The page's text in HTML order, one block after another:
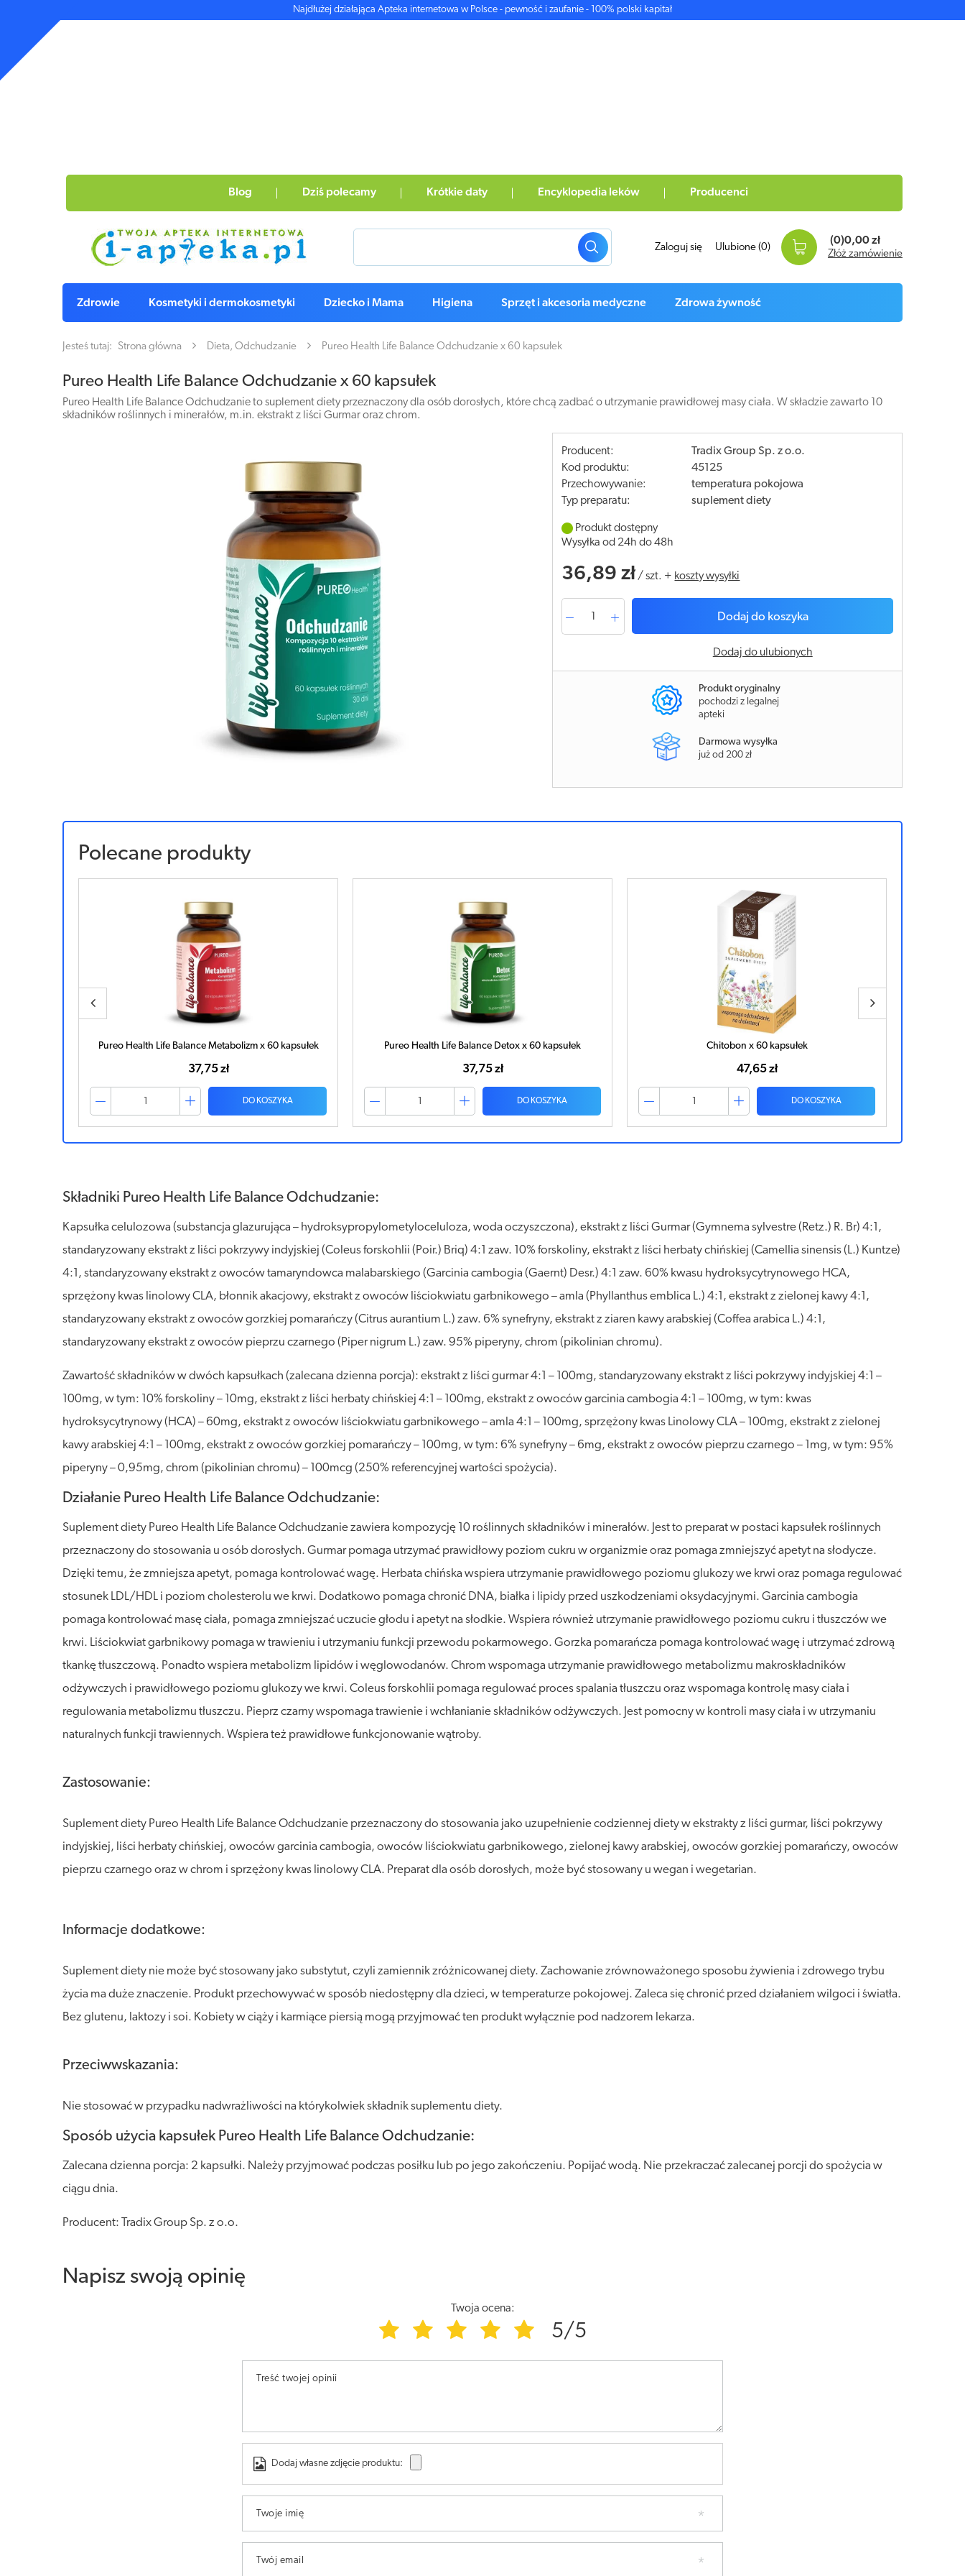
Najdłużej działająca Apteka internetowa w Polsce - pewność i zaufanie - 100% polski kapitał
Blog Dziś polecamy Krótkie daty Encyklopedia leków Producenci
Zaloguj się Ulubione (0)
(0)0,00 zł
Złóż zamówienie
Zdrowie Kosmetyki i dermokosmetyki Dziecko i Mama Higiena Sprzęt i akcesoria medyczne Zdrowa żywność
Jesteś tutaj: Strona główna Dieta, Odchudzanie Pureo Health Life Balance Odchudzanie x 60 kapsułek
Pureo Health Life Balance Odchudzanie x 60 kapsułek
Pureo Health Life Balance Odchudzanie to suplement diety przeznaczony dla osób dorosłych, które chcą zadbać o utrzymanie prawidłowej masy ciała. W składzie zawarto 10
składników roślinnych i minerałów, m.in. ekstrakt z liści Gurmar oraz chrom.
Producent:
Tradix Group Sp. z o.o.
Kod produktu:
45125
Przechowywanie:
temperatura pokojowa
Typ preparatu:
suplement diety
Produkt dostępny
Wysyłka od 24h do 48h
36,89 zł /szt. + koszty wysyłki
Dodaj do koszyka
Dodaj do ulubionych
Produkt oryginalny
pochodzi z legalnej
apteki
Darmowa wysyłka
już od 200 zł
Polecane produkty
Pureo Health Life Balance Metabolizm x 60 kapsułek
37,75 zł
DO KOSZYKA
Pureo Health Life Balance Detox x 60 kapsułek
37,75 zł
DO KOSZYKA
Chitobon x 60 kapsułek
47,65 zł
DO KOSZYKA
Składniki Pureo Health Life Balance Odchudzanie:
Kapsułka celulozowa (substancja glazurująca – hydroksypropylometyloceluloza, woda oczyszczona), ekstrakt z liści Gurmar (Gymnema sylvestre (Retz.) R. Br) 4:1,
standaryzowany ekstrakt z liści pokrzywy indyjskiej (Coleus forskohlii (Poir.) Briq) 4:1 zaw. 10% forskoliny, ekstrakt z liści herbaty chińskiej (Camellia sinensis (L.) Kuntze)
4:1, standaryzowany ekstrakt z owoców tamaryndowca malabarskiego (Garcinia cambogia (Gaernt) Desr.) 4:1 zaw. 60% kwasu hydroksycytrynowego HCA,
sprzężony kwas linolowy CLA, błonnik akacjowy, ekstrakt z owoców liściokwiatu garbnikowego – amla (Phyllanthus emblica L.) 4:1, ekstrakt z zielonej kawy 4:1,
standaryzowany ekstrakt z owoców gorzkiej pomarańczy (Citrus aurantium L.) zaw. 6% synefryny, ekstrakt z ziaren kawy arabskiej (Coffea arabica L.) 4:1,
standaryzowany ekstrakt z owoców pieprzu czarnego (Piper nigrum L.) zaw. 95% piperyny, chrom (pikolinian chromu).
Zawartość składników w dwóch kapsułkach (zalecana dzienna porcja): ekstrakt z liści gurmar 4:1 – 100mg, standaryzowany ekstrakt z liści pokrzywy indyjskiej 4:1 –
100mg, w tym: 10% forskoliny – 10mg, ekstrakt z liści herbaty chińskiej 4:1 – 100mg, ekstrakt z owoców garcinia cambogia 4:1 – 100mg, w tym: kwas
hydroksycytrynowy (HCA) – 60mg, ekstrakt z owoców liściokwiatu garbnikowego – amla 4:1 – 100mg, sprzężony kwas Linolowy CLA – 100mg, ekstrakt z zielonej
kawy arabskiej 4:1 – 100mg, ekstrakt z owoców gorzkiej pomarańczy – 100mg, w tym: 6% synefryny – 6mg, ekstrakt z owoców pieprzu czarnego – 1mg, w tym: 95%
piperyny – 0,95mg, chrom (pikolinian chromu) – 100mcg (250% referencyjnej wartości spożycia).
Działanie Pureo Health Life Balance Odchudzanie:
Suplement diety Pureo Health Life Balance Odchudzanie zawiera kompozycję 10 roślinnych składników i minerałów. Jest to preparat w postaci kapsułek roślinnych
przeznaczony do stosowania u osób dorosłych. Gurmar pomaga utrzymać prawidłowy poziom cukru w organizmie oraz pomaga zmniejszyć apetyt na słodycze.
Dzięki temu, że zmniejsza apetyt, pomaga kontrolować wagę. Herbata chińska wspiera utrzymanie prawidłowego poziomu glukozy we krwi oraz pomaga regulować
stosunek LDL/HDL i poziom cholesterolu we krwi. Dodatkowo pomaga chronić DNA, białka i lipidy przed uszkodzeniami oksydacyjnymi. Garcinia cambogia
pomaga kontrolować masę ciała, pomaga zmniejszać uczucie głodu i apetyt na słodkie. Wspiera również utrzymanie prawidłowego poziomu cukru i tłuszczów we
krwi. Liściokwiat garbnikowy pomaga w trawieniu i utrzymaniu funkcji przewodu pokarmowego. Gorzka pomarańcza pomaga kontrolować wagę i utrzymać zdrową
tkankę tłuszczową. Ponadto wspiera metabolizm lipidów i węglowodanów. Chrom wspomaga utrzymanie prawidłowego metabolizmu makroskładników
odżywczych i prawidłowego poziomu glukozy we krwi. Coleus forskohlii pomaga regulować proces spalania tłuszczu oraz wspomaga kontrolę masy ciała i
regulowania metabolizmu tłuszczu. Pieprz czarny wspomaga trawienie i wchłanianie składników odżywczych. Jest pomocny w kontroli masy ciała i w utrzymaniu
naturalnych funkcji trawiennych. Wspiera też prawidłowe funkcjonowanie wątroby.
Zastosowanie:
Suplement diety Pureo Health Life Balance Odchudzanie przeznaczony do stosowania jako uzupełnienie codziennej diety w ekstrakty z liści gurmar, liści pokrzywy
indyjskiej, liści herbaty chińskiej, owoców garcinia cambogia, owoców liściokwiatu garbnikowego, zielonej kawy arabskiej, owoców gorzkiej pomarańczy, owoców
pieprzu czarnego oraz w chrom i sprzężony kwas linolowy CLA. Preparat dla osób dorosłych, może być stosowany u wegan i wegetarian.
Informacje dodatkowe:
Suplement diety nie może być stosowany jako substytut, czyli zamiennik zróżnicowanej diety. Zachowanie zrównoważonego sposobu żywienia i zdrowego trybu
życia ma duże znaczenie. Produkt przechowywać w sposób niedostępny dla dzieci, w temperaturze pokojowej. Zaleca się chronić przed działaniem wilgoci i światła.
Bez glutenu, laktozy i soi. Kobiety w ciąży i karmiące piersią mogą przyjmować ten produkt wyłącznie pod nadzorem lekarza.
Przeciwwskazania:
Nie stosować w przypadku nadwrażliwości na którykolwiek składnik suplementu diety.
Sposób użycia kapsułek Pureo Health Life Balance Odchudzanie:
Zalecana dzienna porcja: 2 kapsułki. Należy przyjmować podczas posiłku lub po jego zakończeniu. Popijać wodą. Nie przekraczać zalecanej porcji do spożycia w
ciągu dnia.
Producent: Tradix Group Sp. z o.o.
Napisz swoją opinię
Twoja ocena:
5/5
Treść twojej opinii
Dodaj własne zdjęcie produktu:
Twoje imię
Twój email